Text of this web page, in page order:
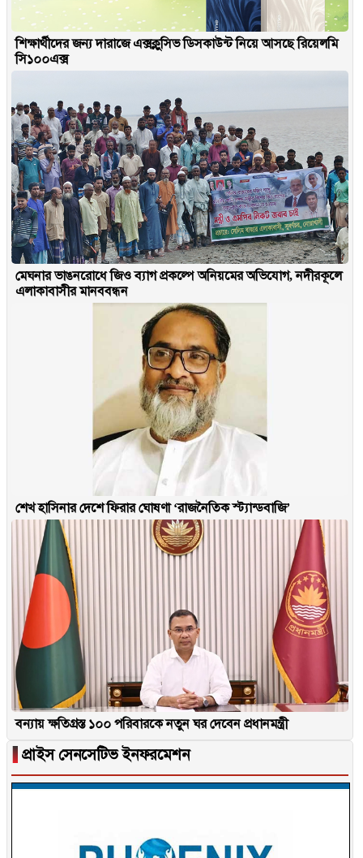
শিক্ষার্থীদের জন্য দারাজে এক্সক্লুসিভ ডিসকাউন্ট নিয়ে আসছে রিয়েলমি
সি১০০এক্স
মেঘনার ভাঙনরোধে জিও ব্যাগ প্রকল্পে অনিয়মের অভিযোগ, নদীরকূলে
এলাকাবাসীর মানববন্ধন
শেখ হাসিনার দেশে ফিরার ঘোষণা ‘রাজনৈতিক স্ট্যান্ডবাজি’
বন্যায় ক্ষতিগ্রস্ত ১০০ পরিবারকে নতুন ঘর দেবেন প্রধানমন্ত্রী
▐ প্রাইস সেনসেটিভ ইনফরমেশন